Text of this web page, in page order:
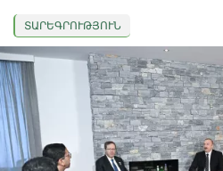
ՏԱՐԵԳՐՈՒԹՅՈՒՆ